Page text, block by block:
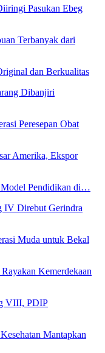
Pasukan Ebeg
Terbanyak dari
dan Berkualitas
Dibanjiri
Peresepan Obat
Amerika, Ekspor
Model Pendidikan di…
IV Direbut Gerindra
Muda untuk Bekal
Kemerdekaan
VIII, PDIP
Mantapkan